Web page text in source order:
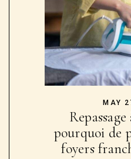
MAY
pourquoi de
foyers